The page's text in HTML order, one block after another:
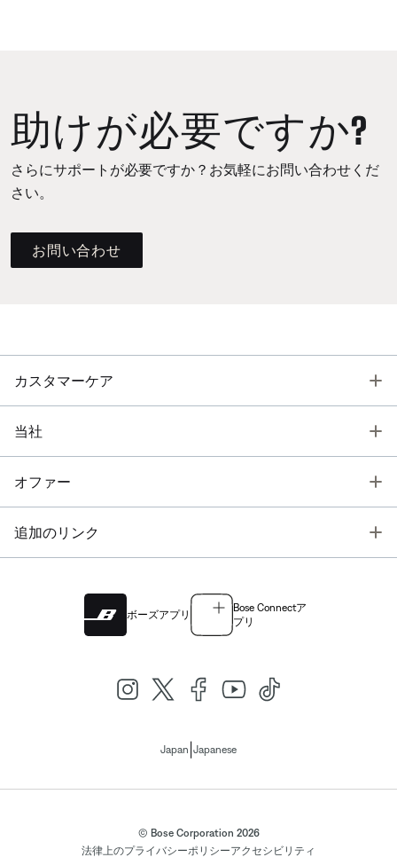
助けが必要ですか?
さらにサポートが必要ですか？お気軽にお問い合わせくだ
さい。
お問い合わせ
カスタマーケア
当社
オファー
追加のリンク
ボーズアプリ
Bose Connectア
プリ
Japan Japanese
© Bose Corporation 2026
法律上のプライバシーポリシーアクセシビリティ